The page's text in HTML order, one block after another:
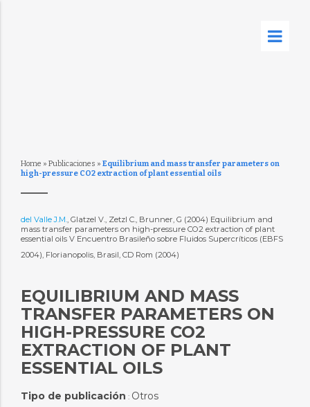
Home » Publicaciones » Equilibrium and mass transfer parameters on
high-pressure CO2 extraction of plant essential oils
del Valle J.M., Glatzel V., Zetzl C., Brunner, G (2004) Equilibrium and
mass transfer parameters on high-pressure CO2 extraction of plant
essential oils V Encuentro Brasileño sobre Fluidos Supercríticos (EBFS
2004), Florianopolis, Brasil, CD Rom (2004)
EQUILIBRIUM AND MASS
TRANSFER PARAMETERS ON
HIGH-PRESSURE CO2
EXTRACTION OF PLANT
ESSENTIAL OILS
Tipo de publicación : Otros